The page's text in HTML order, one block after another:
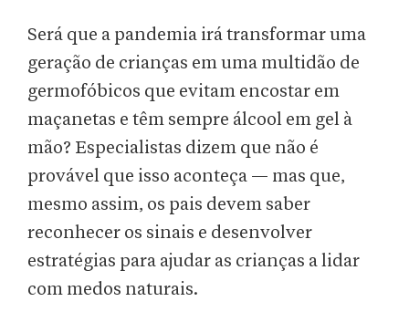
Será que a pandemia irá transformar uma
geração de crianças em uma multidão de
germofóbicos que evitam encostar em
maçanetas e têm sempre álcool em gel à
mão? Especialistas dizem que não é
provável que isso aconteça — mas que,
mesmo assim, os pais devem saber
reconhecer os sinais e desenvolver
estratégias para ajudar as crianças a lidar
com medos naturais.